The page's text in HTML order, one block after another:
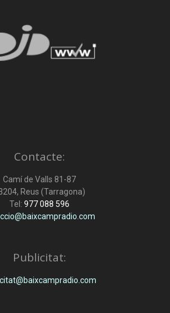
Contacte:
Camí de Valls 81-87
Reus (Tarragona)
Tel: 977 088 596
Publicitat: